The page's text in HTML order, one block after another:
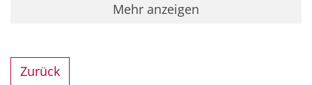
Mehr anzeigen
Zurück